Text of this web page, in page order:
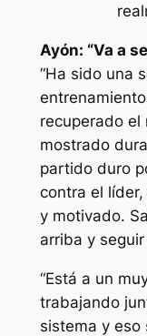
Ayón: “Va a
“Ha sido una
recuperado el
mostrado
partido duro
contra el
y motivado.
arriba y
“Está a un
trabajando
sistema y eso